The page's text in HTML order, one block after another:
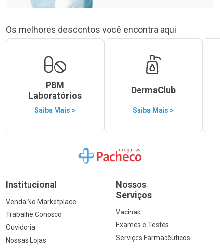
Os melhores descontos você encontra aqui
PBM
Laboratórios
Saiba Mais >
DermaClub
Saiba Mais >
Ir para a Home
Institucional
Venda No Marketplace
Trabalhe Conosco
Ouvidoria
Nossas Lojas
Nossos
Serviços
Vacinas
Exames e Testes
Serviços Farmacêuticos